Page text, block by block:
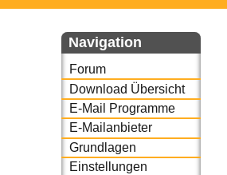
Navigation
Forum
Download Übersicht
E-Mail Programme
E-Mailanbieter
Grundlagen
Einstellungen
oder auch